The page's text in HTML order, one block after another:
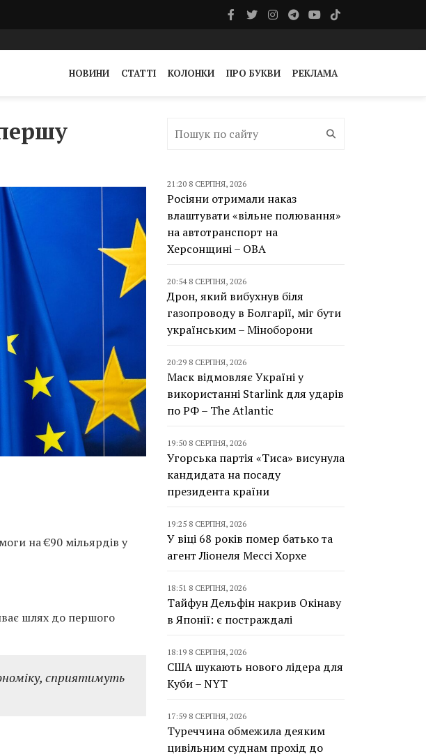
НОВИНИ СТАТТІ КОЛОНКИ ПРО БУКВИ РЕКЛАМА
на €90 мільярдів у
шлях до першого
сприятимуть
21:20 8 СЕРПНЯ, 2026
Росіяни отримали наказ
влаштувати «вільне полювання»
на автотранспорт на
Херсонщині – ОВА
20:54 8 СЕРПНЯ, 2026
Дрон, який вибухнув біля
газопроводу в Болгарії, міг бути
українським – Міноборони
20:29 8 СЕРПНЯ, 2026
Маск відмовляє Україні у
використанні Starlink для ударів
по РФ – The Atlantic
19:50 8 СЕРПНЯ, 2026
Угорська партія «Тиса» висунула
кандидата на посаду
президента країни
19:25 8 СЕРПНЯ, 2026
У віці 68 років помер батько та
агент Ліонеля Мессі Хорхе
18:51 8 СЕРПНЯ, 2026
Тайфун Дельфін накрив Окінаву
в Японії: є постраждалі
18:19 8 СЕРПНЯ, 2026
США шукають нового лідера для
Куби – NYT
17:59 8 СЕРПНЯ, 2026
Туреччина обмежила деяким
цивільним суднам прохід до